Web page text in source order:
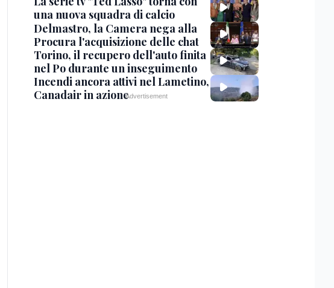
una nuova squadra di calcio
Delmastro, la Camera nega alla
Procura l'acquisizione delle chat
Torino, il recupero dell'auto finita
nel Po durante un inseguimento
Incendi ancora attivi nel Lametino,
Canadair in azione